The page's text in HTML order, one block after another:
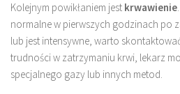
Kolejnym powikłaniem jest krwawienie
normalne w pierwszych godzinach po
lub jest intensywne, warto
trudności w zatrzymaniu krwi, lekarz
specjalnego gazy lub innych metod.